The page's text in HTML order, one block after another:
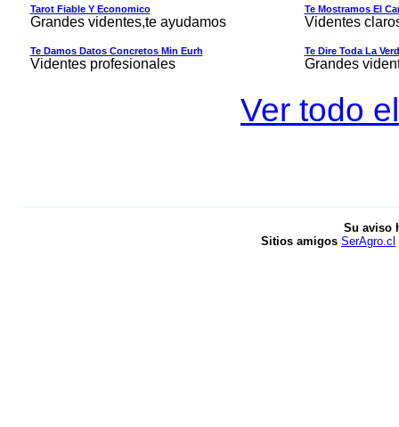
Tarot Fiable Y Economico
Grandes videntes,te ayudamos
Te Mostramos El
Videntes
Te Damos Datos Concretos Min Eurh
Videntes profesionales
Te Dire Toda La
Grandes
Ver todo
Su aviso
Sitios amigos SerAgro.cl